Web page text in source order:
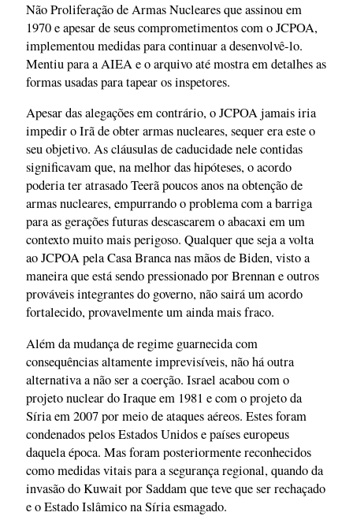
Não Proliferação de Armas Nucleares que assinou em
1970 e apesar de seus comprometimentos com o JCPOA,
implementou medidas para continuar a desenvolvê-lo.
Mentiu para a AIEA e o arquivo até mostra em detalhes as
formas usadas para tapear os inspetores.
Apesar das alegações em contrário, o JCPOA jamais iria
impedir o Irã de obter armas nucleares, sequer era este o
seu objetivo. As cláusulas de caducidade nele contidas
significavam que, na melhor das hipóteses, o acordo
poderia ter atrasado Teerã poucos anos na obtenção de
armas nucleares, empurrando o problema com a barriga
para as gerações futuras descascarem o abacaxi em um
contexto muito mais perigoso. Qualquer que seja a volta
ao JCPOA pela Casa Branca nas mãos de Biden, visto a
maneira que está sendo pressionado por Brennan e outros
prováveis integrantes do governo, não sairá um acordo
fortalecido, provavelmente um ainda mais fraco.
Além da mudança de regime guarnecida com
consequências altamente imprevisíveis, não há outra
alternativa a não ser a coerção. Israel acabou com o
projeto nuclear do Iraque em 1981 e com o projeto da
Síria em 2007 por meio de ataques aéreos. Estes foram
condenados pelos Estados Unidos e países europeus
daquela época. Mas foram posteriormente reconhecidos
como medidas vitais para a segurança regional, quando da
invasão do Kuwait por Saddam que teve que ser rechaçado
e o Estado Islâmico na Síria esmagado.